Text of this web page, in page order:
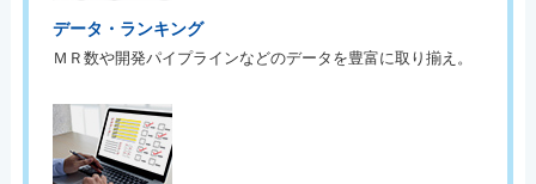
データ・ランキング
ＭＲ数や開発パイプラインなどのデータを豊富に取り揃え。